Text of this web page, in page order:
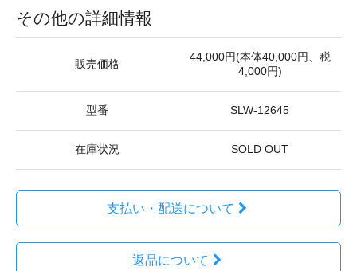
その他の詳細情報
販売価格
44,000円(本体40,000円、税
4,000円)
型番 SLW-12645
在庫状況 SOLD OUT
支払い・配送について
返品について